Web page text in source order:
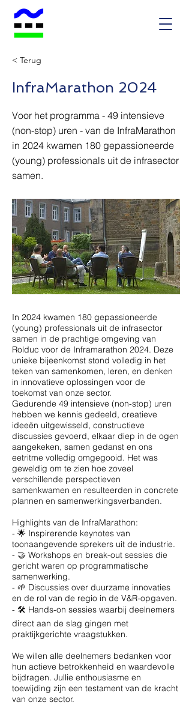
< Terug
InfraMarathon 2024
Voor het programma - 49 intensieve
(non-stop) uren - van de InfraMarathon
in 2024 kwamen 180 gepassioneerde
(young) professionals uit de infrasector
samen.
In 2024 kwamen 180 gepassioneerde
(young) professionals uit de infrasector
samen in de prachtige omgeving van
Rolduc voor de Inframarathon 2024. Deze
unieke bijeenkomst stond volledig in het
teken van samenkomen, leren, en denken
in innovatieve oplossingen voor de
toekomst van onze sector.
Gedurende 49 intensieve (non-stop) uren
hebben we kennis gedeeld, creatieve
ideeën uitgewisseld, constructieve
discussies gevoerd, elkaar diep in de ogen
aangekeken, samen gedanst en ons
eetritme volledig omgegooid. Het was
geweldig om te zien hoe zoveel
verschillende perspectieven
samenkwamen en resulteerden in concrete
plannen en samenwerkingsverbanden.
Highlights van de InfraMarathon:
- 🌟 Inspirerende keynotes van
toonaangevende sprekers uit de industrie.
- 🤝 Workshops en break-out sessies die
gericht waren op programmatische
samenwerking.
- 🌱 Discussies over duurzame innovaties
en de rol van de regio in de V&R-opgaven.
- 🛠️ Hands-on sessies waarbij deelnemers
direct aan de slag gingen met
praktijkgerichte vraagstukken.
We willen alle deelnemers bedanken voor
hun actieve betrokkenheid en waardevolle
bijdragen. Jullie enthousiasme en
toewijding zijn een testament van de kracht
van onze sector.